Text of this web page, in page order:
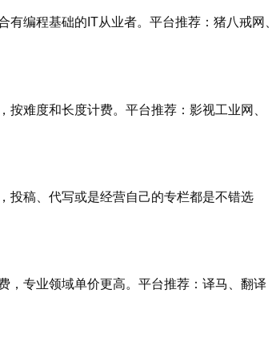
编程基础的IT从业者。平台推荐：猪八戒网、
难度和长度计费。平台推荐：影视工业网、
投稿、代写或是经营自己的专栏都是不错选
，专业领域单价更高。平台推荐：译马、翻译